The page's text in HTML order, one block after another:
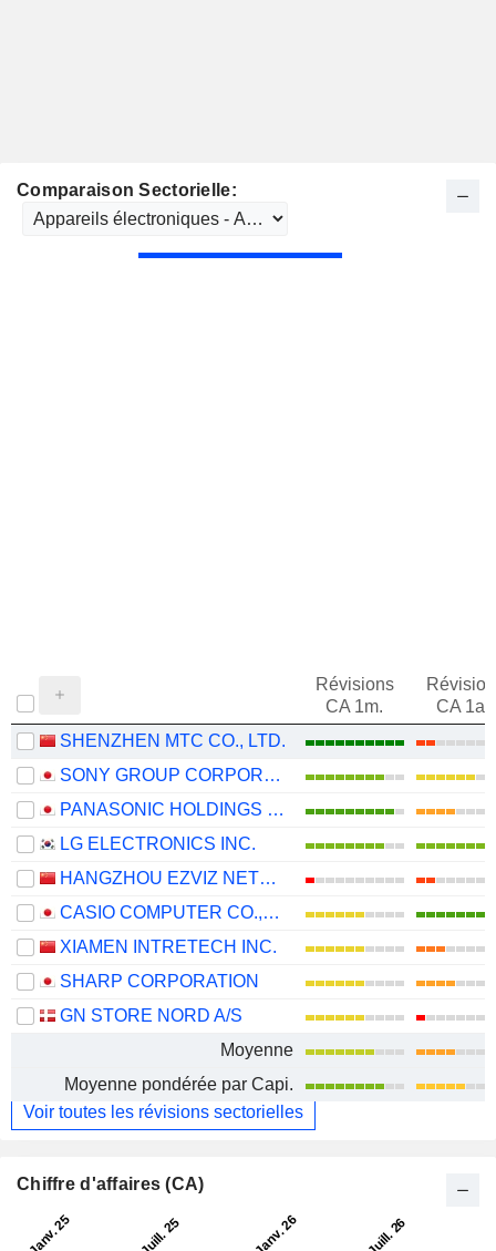
Comparaison Sectorielle:
Révisions
CA 1m.
CA 1an
SHENZHEN MTC CO., LTD.
SONY GROUP CORPORATION
PANASONIC HOLDINGS CORPORATION
LG ELECTRONICS INC.
HANGZHOU EZVIZ NETWORK CO., LTD.
CASIO COMPUTER CO.,LTD.
XIAMEN INTRETECH INC.
SHARP CORPORATION
GN STORE NORD A/S
Moyenne
Moyenne pondérée par Capi.
Voir toutes les révisions sectorielles
Chiffre d'affaires (CA)